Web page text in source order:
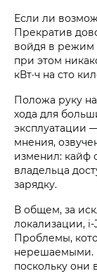
Если ли
Прекратив
войдя в режим
при этом
кВт·ч на сто
Положа руку
хода для
эксплуатации
мнения,
изменил: кайф
владельца
зарядку.
В общем, за
локализации,
Проблемы,
нерешаемыми.
поскольку они